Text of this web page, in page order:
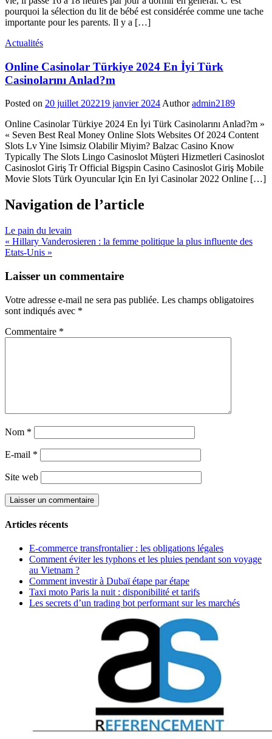
pourquoi la sélection du lit de bébé est considérée comme une tache
importante pour les parents. Il y a […]
Actualités
Online Casinolar Türkiye 2024 En İyi Türk
Casinolarını Anlad?m
Posted on 20 juillet 202219 janvier 2024Author admin2189
Online Casinolar Türkiye 2024 En İyi Türk Casinolarını Anlad?m »
« Seven Best Real Money Online Slots Websites Of 2024 Content
Slots Lv Yine Isimsiz Olabilir Miyim? Balzac Casino Know
Typically The Slots Lingo Casinoslot Müşteri Hizmetleri Casinoslot
Casinoslot Giriş Tr Official Bigspin Casino Casinoslot Giriş Mobile
Movie Slots Türk Oyuncular Için En Iyi Casinolar 2022 Online […]
Navigation de l’article
Le pain du levain
« Hillary Vanderosieren : la femme politique la plus influente des
Etats-Unis »
Laisser un commentaire
Votre adresse e-mail ne sera pas publiée. Les champs obligatoires
sont indiqués avec *
Commentaire *
Nom *
E-mail *
Site web
Articles récents
E-commerce transfrontalier : les obligations légales
Comment éviter les typhons et les pluies pendant son voyage
au Vietnam ?
Comment investir à Dubaï étape par étape
Taxi moto Paris la nuit : disponibilité et tarifs
Les secrets d’un trading bot performant sur les marchés